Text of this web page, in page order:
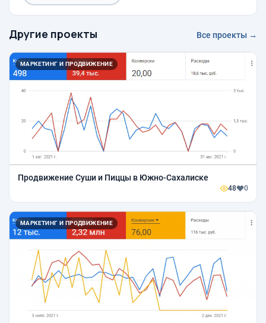
Другие проекты Все проекты →
МАРКЕТИНГ И ПРОДВИЖЕНИЕ
Продвижение Суши и Пиццы в Южно-Сахалиске
48 0
МАРКЕТИНГ И ПРОДВИЖЕНИЕ